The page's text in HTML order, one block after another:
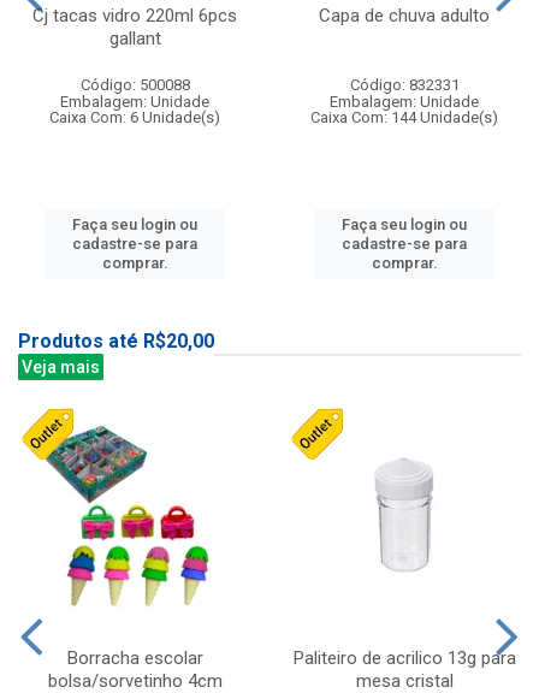
Cj tacas vidro 220ml 6pcs
gallant
Código: 500088
Embalagem: Unidade
Caixa Com: 6 Unidade(s)
Faça seu login ou
cadastre-se para
comprar.
Capa de chuva adulto
Código: 832331
Embalagem: Unidade
Caixa Com: 144 Unidade(s)
Faça seu login ou
cadastre-se para
comprar.
Produtos até R$20,00
Veja mais
Borracha escolar
bolsa/sorvetinho 4cm
Paliteiro de acrilico 13g para
mesa cristal